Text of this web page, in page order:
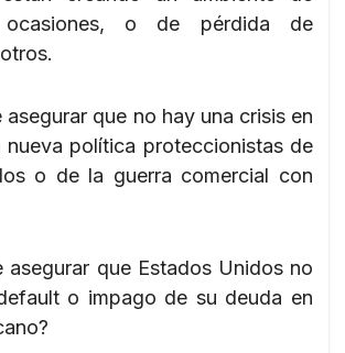
o de pérdida de
asegurar que no hay una crisis en
nueva política proteccionistas de
o de la guerra comercial con
asegurar que Estados Unidos no
o impago de su deuda en